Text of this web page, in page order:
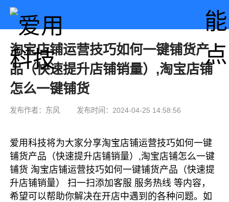
淘宝店铺运营技巧如何一键铺货产
品（快速提升店铺销量）,淘宝店铺
怎么一键铺货
发布作者：东风 发布时间：2024-04-25 14:58:56
爱用科技将为大家分享淘宝店铺运营技巧如何一键
铺货产品（快速提升店铺销量）,淘宝店铺怎么一键
铺货 淘宝店铺运营技巧如何一键铺货产品（快速提
升店铺销量） 扫一扫添加客服 服务热线 等内容，
希望可以帮助你解决在开店中遇到的各种问题。如